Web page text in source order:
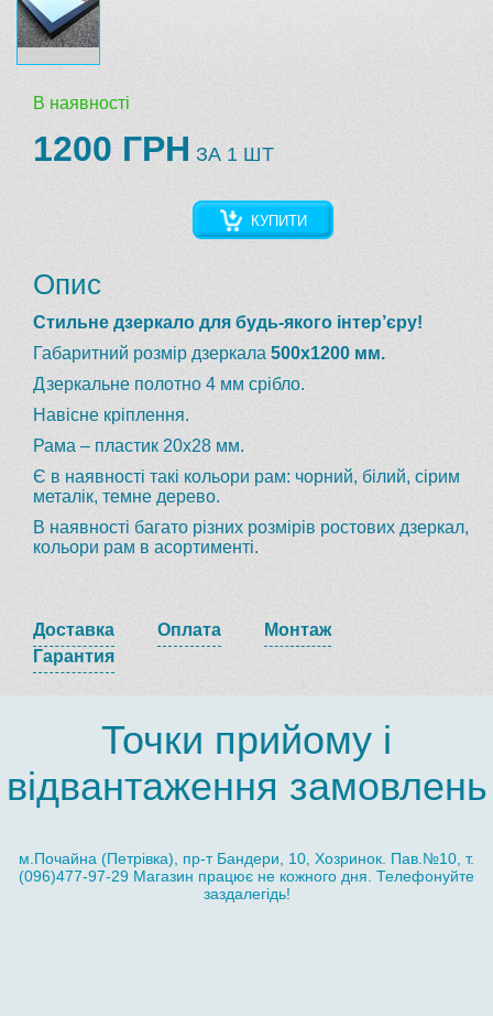
В наявності
1200 ГРН ЗА 1 ШТ
КУПИТИ
Опис
Стильне дзеркало для будь-якого інтер’єру!
Габаритний розмір дзеркала 500х1200 мм.
Дзеркальне полотно 4 мм срібло.
Навісне кріплення.
Рама – пластик 20х28 мм.
Є в наявності такі кольори рам: чорний, білий, сірим
металік, темне дерево.
В наявності багато різних розмірів ростових дзеркал,
кольори рам в асортименті.
Доставка Оплата
Монтаж
Гарантия
Точки прийому і
відвантаження замовлень
м.Почайна (Петрівка), пр-т Бандери, 10, Хозринок. Пав.№10, т.
(096)477-97-29 Магазин працює не кожного дня. Телефонуйте
заздалегідь!